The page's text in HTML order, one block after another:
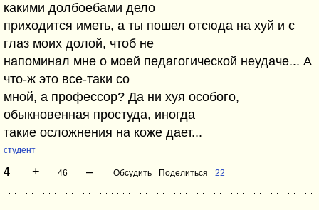
какими долбоебами дело
приходится иметь, а ты пошел отсюда на хуй и с
глаз моих долой, чтоб не
напоминал мне о моей педагогической неудаче... А
что-ж это все-таки со
мной, а профессор? Да ни хуя особого,
обыкновенная простуда, иногда
такие осложнения на коже дает...
студент
4 + 46 – Обсудить Поделиться 22